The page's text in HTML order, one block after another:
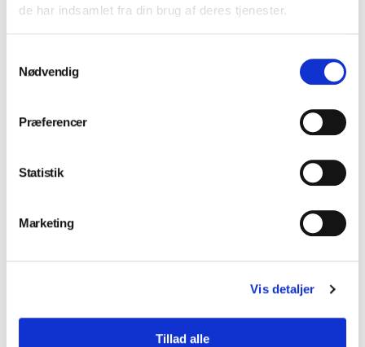
de har indsamlet fra din brug af deres tjenester.
Nødvendig
Præferencer
Statistik
Marketing
Vis detaljer
Tillad alle